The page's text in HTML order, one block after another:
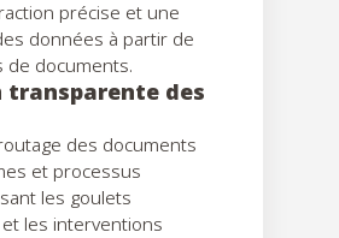
précise et une
données à partir de
documents.
des
des documents
et processus
les goulets
les interventions